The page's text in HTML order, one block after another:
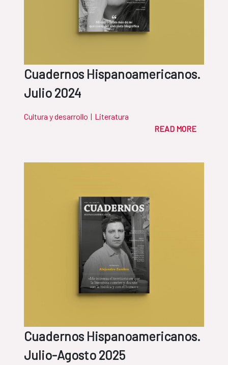
Cuadernos Hispanoamericanos.
Julio 2024
Cultura y desarrollo | Literatura
READ MORE
Cuadernos Hispanoamericanos.
Julio-Agosto 2025